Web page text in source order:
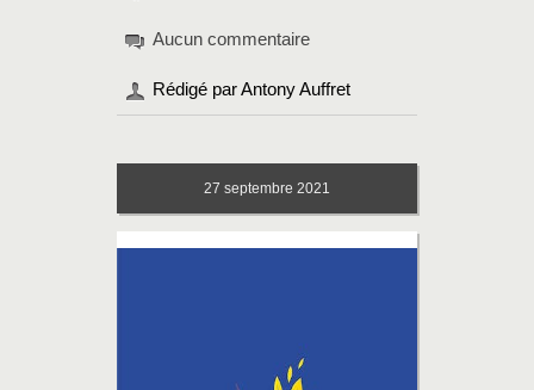
Aucun commentaire
Rédigé par Antony Auffret
27 septembre 2021